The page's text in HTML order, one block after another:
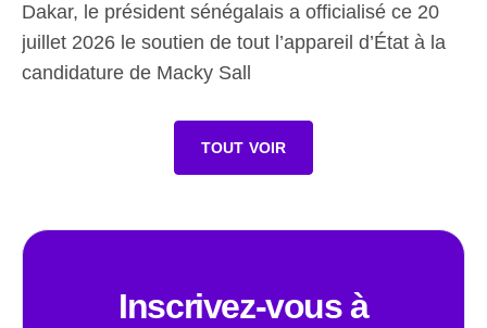
Dakar, le président sénégalais a officialisé ce 20
juillet 2026 le soutien de tout l’appareil d’État à la
candidature de Macky Sall
TOUT VOIR
Inscrivez-vous à